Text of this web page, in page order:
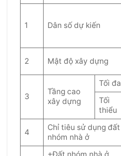
1 Dân số dự kiến
2 Mật độ xây dựng
3
Tầng cao
xây dựng
Tối đa
Tối
thiểu
4
Chỉ tiêu sử dụng đất
nhóm nhà ở